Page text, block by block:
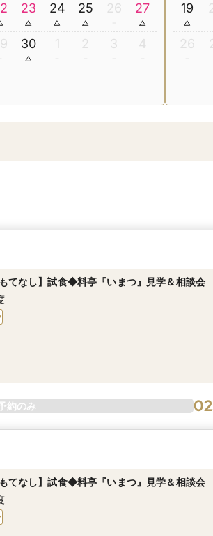
23 24 25 26 27
30 1 2 3 4
19
26
てなし】試食◆料亭『いまつ』見学＆相談会
約のみ
てなし】試食◆料亭『いまつ』見学＆相談会